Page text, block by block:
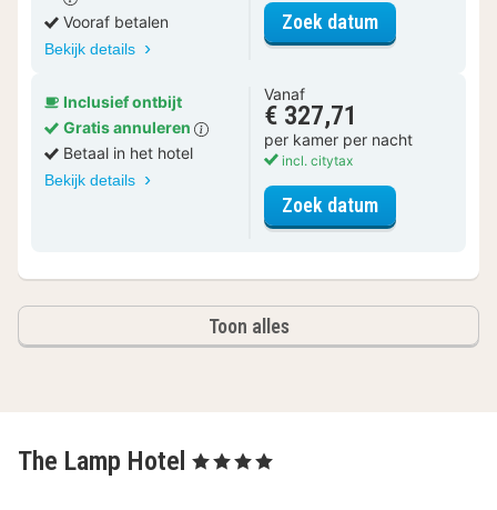
Vooraf betalen
Bekijk details
Zoek datumvoor Grand
Inclusief ontbijt
Gratis annuleren
Betaal in het hotel
Bekijk details
Vanaf
€ 327,71
per kamer per nacht
incl. citytax
Zoek datumvoor Grand
Toon alles
The Lamp Hotel , 4 Sterren